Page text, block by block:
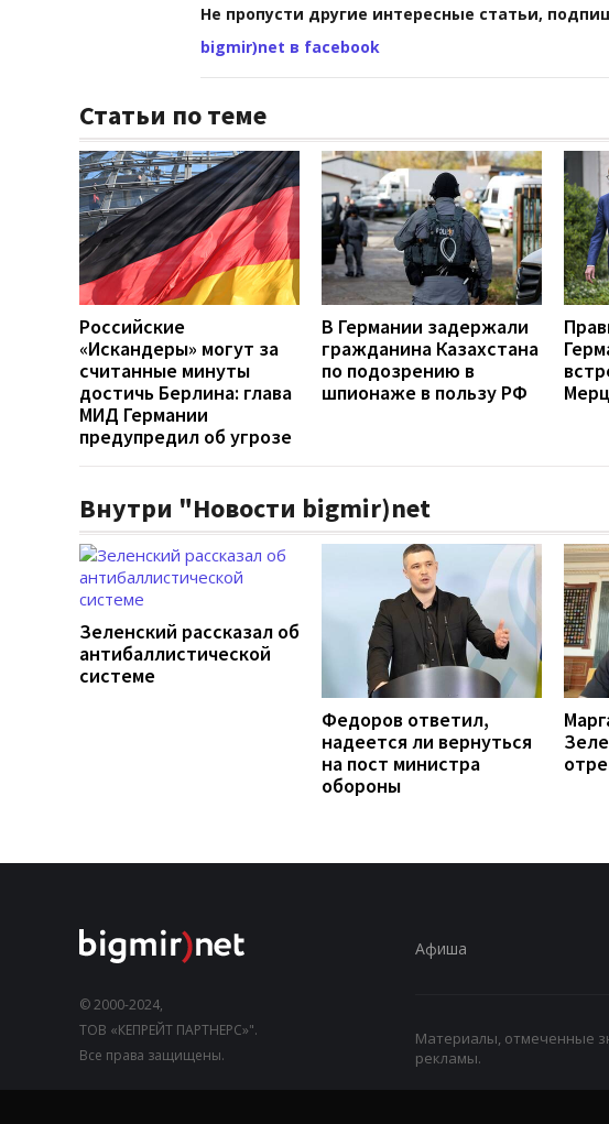
Не пропусти другие интересные статьи,
bigmir)net в facebook
Статьи по теме
Российские
«Искандеры» могут за
считанные минуты
достичь Берлина: глава
МИД Германии
предупредил об угрозе
В Германии задержали
гражданина Казахстана
по подозрению в
шпионаже в пользу РФ
Внутри "Новости bigmir)net
Зеленский рассказал об
антибаллистической
системе
Федоров ответил,
надеется ли вернуться
на пост министра
обороны
© 2000-2024,
ТОВ «КЕПРЕЙТ ПАРТНЕРС»".
Все права защищены.
Афиша
Материалы, отмеченные
рекламы.